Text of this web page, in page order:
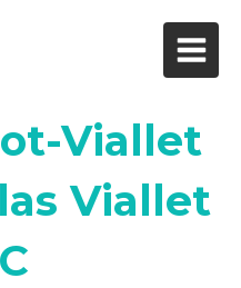
Viallet
Viallet